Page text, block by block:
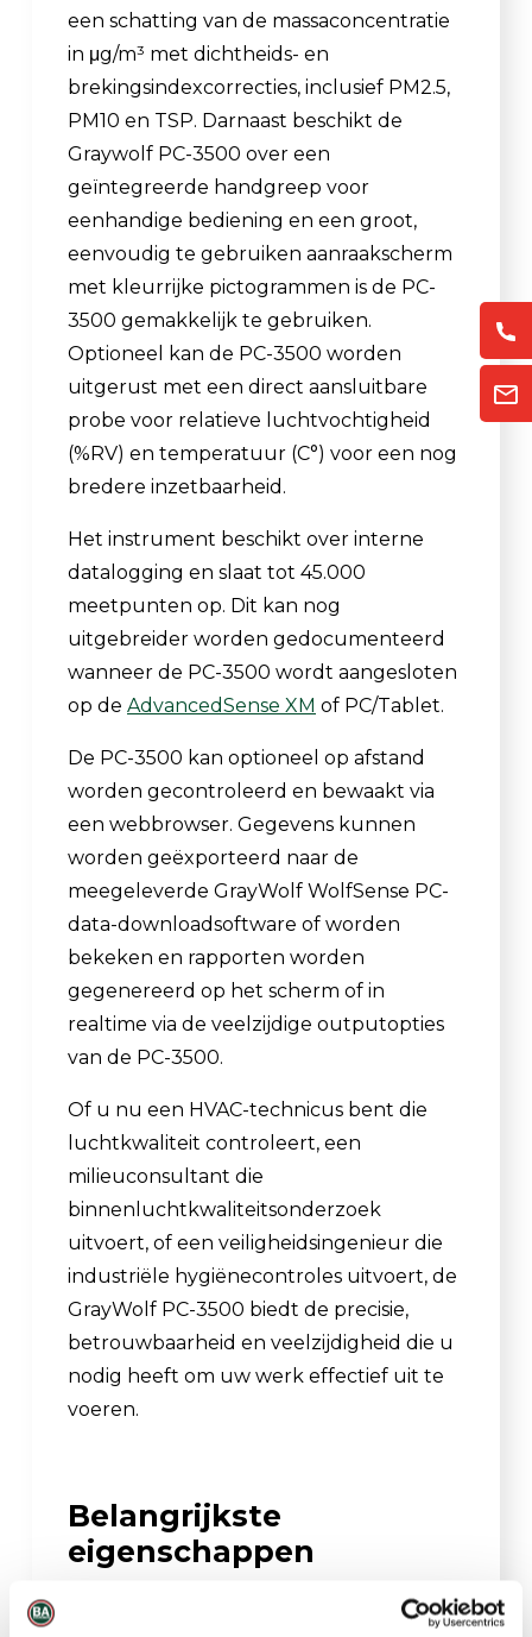
een schatting van de massaconcentratie
in μg/m³ met dichtheids- en
brekingsindexcorrecties, inclusief PM2.5,
PM10 en TSP. Darnaast beschikt de
Graywolf PC-3500 over een
geïntegreerde handgreep voor
eenhandige bediening en een groot,
eenvoudig te gebruiken aanraakscherm
met kleurrijke pictogrammen is de PC-
3500 gemakkelijk te gebruiken.
Optioneel kan de PC-3500 worden
uitgerust met een direct aansluitbare
probe voor relatieve luchtvochtigheid
(%RV) en temperatuur (C°) voor een nog
bredere inzetbaarheid.
Het instrument beschikt over interne
datalogging en slaat tot 45.000
meetpunten op. Dit kan nog
uitgebreider worden gedocumenteerd
wanneer de PC-3500 wordt aangesloten
op de AdvancedSense XM of PC/Tablet.
De PC-3500 kan optioneel op afstand
worden gecontroleerd en bewaakt via
een webbrowser. Gegevens kunnen
worden geëxporteerd naar de
meegeleverde GrayWolf WolfSense PC-
data-downloadsoftware of worden
bekeken en rapporten worden
gegenereerd op het scherm of in
realtime via de veelzijdige outputopties
van de PC-3500.
Of u nu een HVAC-technicus bent die
luchtkwaliteit controleert, een
milieuconsultant die
binnenluchtkwaliteitsonderzoek
uitvoert, of een veiligheidsingenieur die
industriële hygiënecontroles uitvoert, de
GrayWolf PC-3500 biedt de precisie,
betrouwbaarheid en veelzijdigheid die u
nodig heeft om uw werk effectief uit te
voeren.
Belangrijkste
eigenschappen
Voldoet aan ISO 21501-4 en JIS B9921